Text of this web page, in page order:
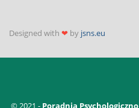
Designed with ❤ by jsns.eu
© 2021 - Poradnia